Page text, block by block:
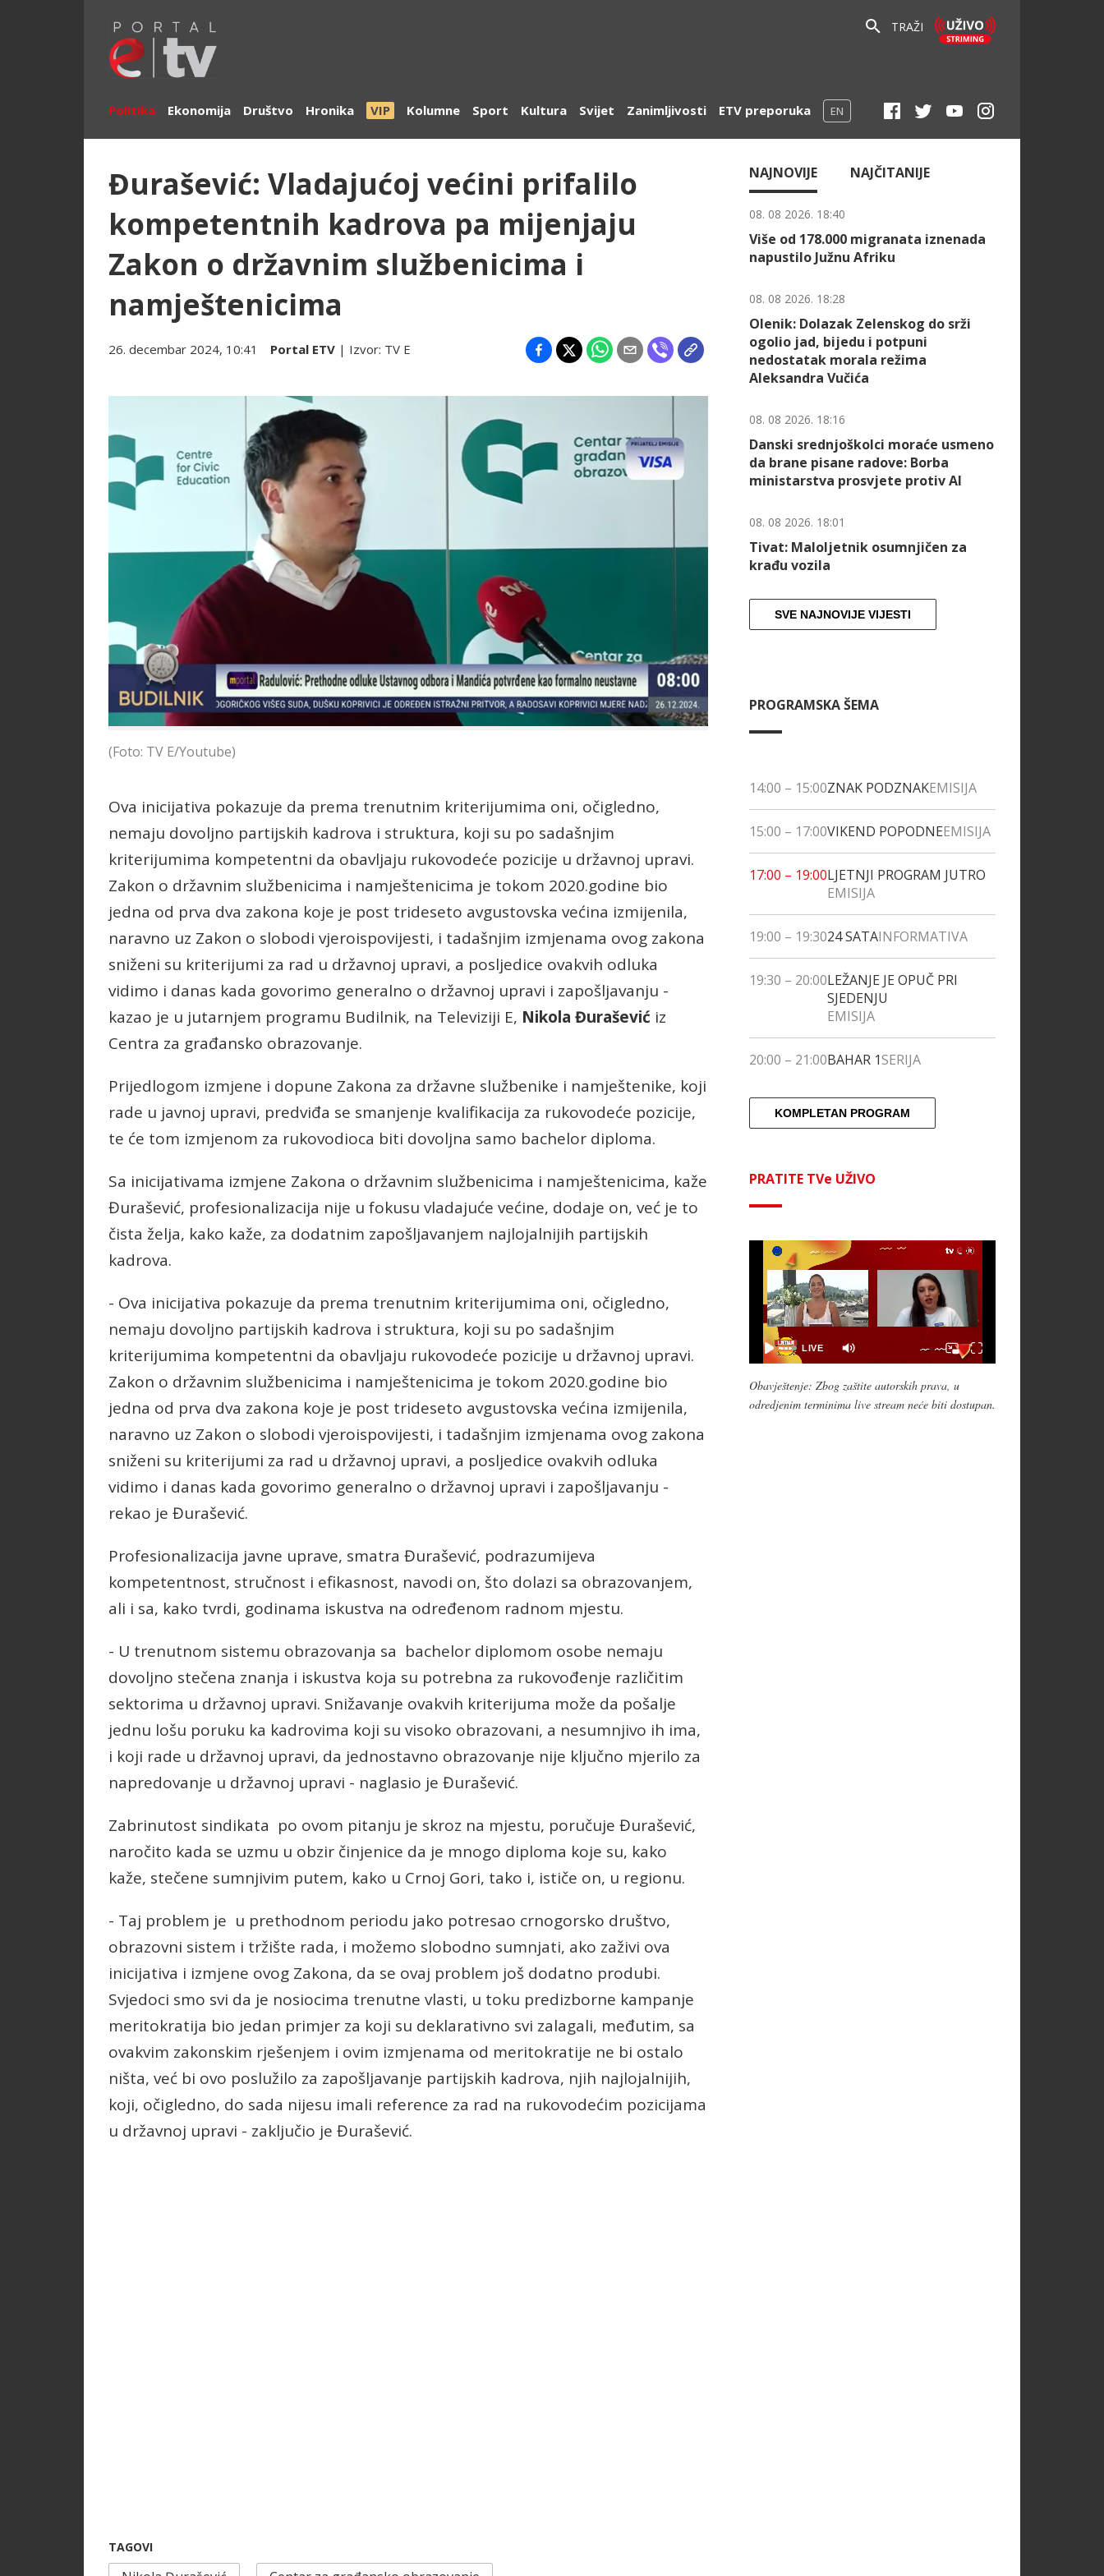
TRAŽI
Politika Ekonomija Društvo Hronika VIP Kolumne Sport Kultura Svijet Zanimljivosti ETV preporuka EN
Đurašević: Vladajućoj većini prifalilo
kompetentnih kadrova pa mijenjaju
Zakon o državnim službenicima i
namještenicima
26. decembar 2024, 10:41 Portal ETV | Izvor: TV E
(Foto: TV E/Youtube)
Ova inicijativa pokazuje da prema trenutnim kriterijumima oni, očigledno,
nemaju dovoljno partijskih kadrova i struktura, koji su po sadašnjim
kriterijumima kompetentni da obavljaju rukovodeće pozicije u državnoj upravi.
Zakon o državnim službenicima i namještenicima je tokom 2020.godine bio
jedna od prva dva zakona koje je post trideseto avgustovska većina izmijenila,
naravno uz Zakon o slobodi vjeroispovijesti, i tadašnjim izmjenama ovog zakona
sniženi su kriterijumi za rad u državnoj upravi, a posljedice ovakvih odluka
vidimo i danas kada govorimo generalno o državnoj upravi i zapošljavanju -
kazao je u jutarnjem programu Budilnik, na Televiziji E, Nikola Đurašević iz
Centra za građansko obrazovanje.
Prijedlogom izmjene i dopune Zakona za državne službenike i namještenike, koji
rade u javnoj upravi, predviđa se smanjenje kvalifikacija za rukovodeće pozicije,
te će tom izmjenom za rukovodioca biti dovoljna samo bachelor diploma.
Sa inicijativama izmjene Zakona o državnim službenicima i namještenicima, kaže
Đurašević, profesionalizacija nije u fokusu vladajuće većine, dodaje on, već je to
čista želja, kako kaže, za dodatnim zapošljavanjem najlojalnijih partijskih
kadrova.
- Ova inicijativa pokazuje da prema trenutnim kriterijumima oni, očigledno,
nemaju dovoljno partijskih kadrova i struktura, koji su po sadašnjim
kriterijumima kompetentni da obavljaju rukovodeće pozicije u državnoj upravi.
Zakon o državnim službenicima i namještenicima je tokom 2020.godine bio
jedna od prva dva zakona koje je post trideseto avgustovska većina izmijenila,
naravno uz Zakon o slobodi vjeroispovijesti, i tadašnjim izmjenama ovog zakona
sniženi su kriterijumi za rad u državnoj upravi, a posljedice ovakvih odluka
vidimo i danas kada govorimo generalno o državnoj upravi i zapošljavanju -
rekao je Đurašević.
Profesionalizacija javne uprave, smatra Đurašević, podrazumijeva
kompetentnost, stručnost i efikasnost, navodi on, što dolazi sa obrazovanjem,
ali i sa, kako tvrdi, godinama iskustva na određenom radnom mjestu.
- U trenutnom sistemu obrazovanja sa bachelor diplomom osobe nemaju
dovoljno stečena znanja i iskustva koja su potrebna za rukovođenje različitim
sektorima u državnoj upravi. Snižavanje ovakvih kriterijuma može da pošalje
jednu lošu poruku ka kadrovima koji su visoko obrazovani, a nesumnjivo ih ima,
i koji rade u državnoj upravi, da jednostavno obrazovanje nije ključno mjerilo za
napredovanje u državnoj upravi - naglasio je Đurašević.
Zabrinutost sindikata po ovom pitanju je skroz na mjestu, poručuje Đurašević,
naročito kada se uzmu u obzir činjenice da je mnogo diploma koje su, kako
kaže, stečene sumnjivim putem, kako u Crnoj Gori, tako i, ističe on, u regionu.
- Taj problem je u prethodnom periodu jako potresao crnogorsko društvo,
obrazovni sistem i tržište rada, i možemo slobodno sumnjati, ako zaživi ova
inicijativa i izmjene ovog Zakona, da se ovaj problem još dodatno produbi.
Svjedoci smo svi da je nosiocima trenutne vlasti, u toku predizborne kampanje
meritokratija bio jedan primjer za koji su deklarativno svi zalagali, međutim, sa
ovakvim zakonskim rješenjem i ovim izmjenama od meritokratije ne bi ostalo
ništa, već bi ovo poslužilo za zapošljavanje partijskih kadrova, njih najlojalnijih,
koji, očigledno, do sada nijesu imali reference za rad na rukovodećim pozicijama
u državnoj upravi - zaključio je Đurašević.
TAGOVI
NAJNOVIJE NAJČITANIJE
08. 08 2026. 18:40
Više od 178.000 migranata iznenada
napustilo Južnu Afriku
08. 08 2026. 18:28
Olenik: Dolazak Zelenskog do srži
ogolio jad, bijedu i potpuni
nedostatak morala režima
Aleksandra Vučića
08. 08 2026. 18:16
Danski srednjoškolci moraće usmeno
da brane pisane radove: Borba
ministarstva prosvjete protiv AI
08. 08 2026. 18:01
Tivat: Maloljetnik osumnjičen za
krađu vozila
SVE NAJNOVIJE VIJESTI
PROGRAMSKA ŠEMA
14:00 – 15:00ZNAK PODZNAKEMISIJA
15:00 – 17:00VIKEND POPODNEEMISIJA
17:00 – 19:00LJETNJI PROGRAM JUTRO
EMISIJA
19:00 – 19:3024 SATAINFORMATIVA
19:30 – 20:00LEŽANJE JE OPUČ PRI
SJEDENJU
EMISIJA
20:00 – 21:00BAHAR 1SERIJA
KOMPLETAN PROGRAM
PRATITE TVe UŽIVO
Obavještenje: Zbog zaštite autorskih prava, u
odredjenim terminima live stream neće biti dostupan.